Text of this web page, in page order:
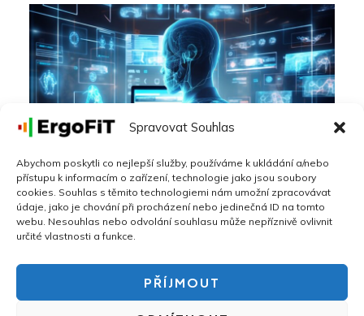
Spravovat Souhlas
Abychom poskytli co nejlepší služby, používáme k ukládání a/nebo
přístupu k informacím o zařízení, technologie jako jsou soubory
cookies. Souhlas s těmito technologiemi nám umožní zpracovávat
údaje, jako je chování při procházení nebo jedinečná ID na tomto
webu. Nesouhlas nebo odvolání souhlasu může nepříznivě ovlivnit
určité vlastnosti a funkce.
PŘÍJMOUT
Jak ergonomie pracoviště ovlivňuje zdraví
zaměstnanců a produktivitu firmy
Ergonomie pracoviště Podpora zdraví zaměstnanců